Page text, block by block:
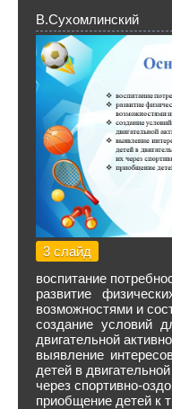
В.Сухомлинский
3 слайд
воспитание
развитие
возможностями и
создание условий
двигательной
выявление
детей в
через спортивно-
приобщение детей к